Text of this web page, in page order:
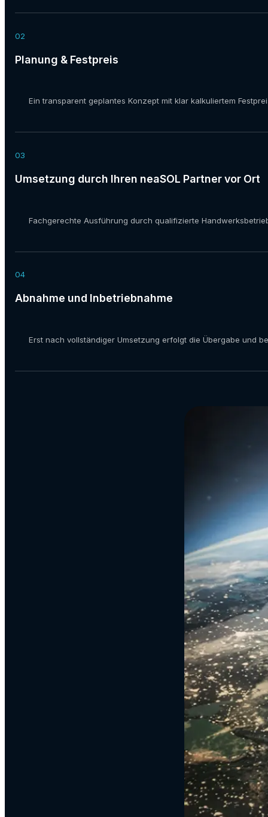
02
Planung & Festpreis
Ein transparent geplantes Konzept mit klar kalkuliertem
03
Umsetzung durch Ihren neaSOL Partner vor Ort
Fachgerechte Ausführung durch qualifizierte
04
Abnahme und Inbetriebnahme
Erst nach vollständiger Umsetzung erfolgt die Übergabe und